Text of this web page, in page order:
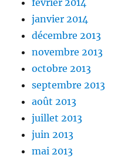
février 2014
janvier 2014
décembre 2013
novembre 2013
octobre 2013
septembre 2013
août 2013
juillet 2013
juin 2013
mai 2013